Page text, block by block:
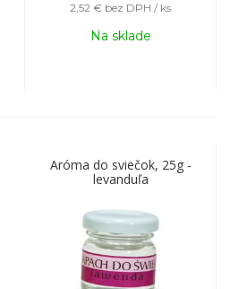
2,52 € bez DPH / ks
Na sklade
Aróma do sviečok, 25g -
levanduľa